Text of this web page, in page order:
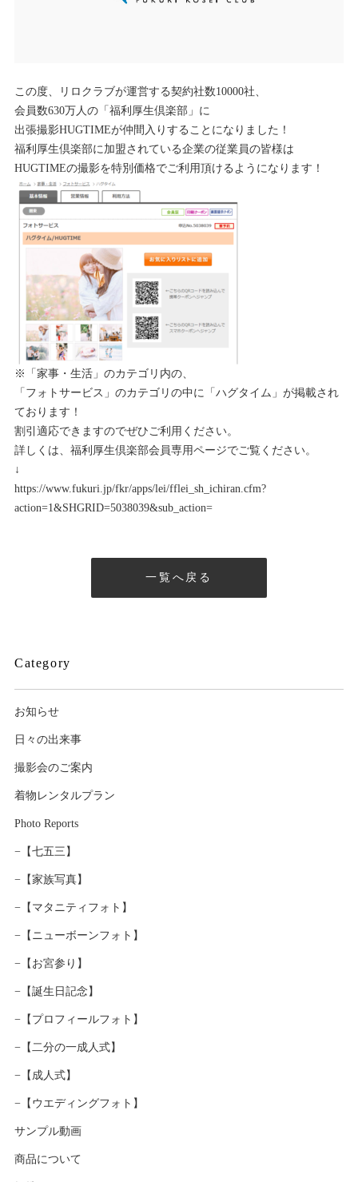
この度、リロクラブが運営する契約社数10000社、
会員数630万人の「福利厚生倶楽部」に
出張撮影HUGTIMEが仲間入りすることになりました！
福利厚生倶楽部に加盟されている企業の従業員の皆様は
HUGTIMEの撮影を特別価格でご利用頂けるようになります！
※「家事・生活」のカテゴリ内の、
「フォトサービス」のカテゴリの中に「ハグタイム」が掲載され
ております！
割引適応できますのでぜひご利用ください。
詳しくは、福利厚生倶楽部会員専用ページでご覧ください。
↓
https://www.fukuri.jp/fkr/apps/lei/fflei_sh_ichiran.cfm?
action=1&SHGRID=5038039&sub_action=
一覧へ戻る
Category
お知らせ
日々の出来事
撮影会のご案内
着物レンタルプラン
Photo Reports
−【七五三】
−【家族写真】
−【マタニティフォト】
−【ニューボーンフォト】
−【お宮参り】
−【誕生日記念】
−【プロフィールフォト】
−【二分の一成人式】
−【成人式】
−【ウエディングフォト】
サンプル動画
商品について